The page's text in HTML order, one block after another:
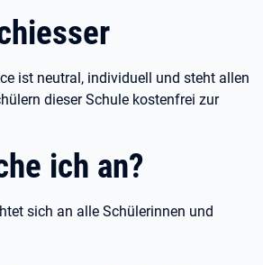
ist neutral, individuell und steht allen
dieser Schule kostenfrei zur
ich an?
sich an alle Schülerinnen und